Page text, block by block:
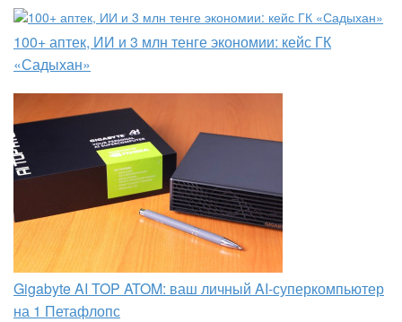
100+ аптек, ИИ и 3 млн тенге экономии: кейс ГК
«Садыхан»
Gigabyte AI TOP ATOM: ваш личный AI-суперкомпьютер
на 1 Петафлопс